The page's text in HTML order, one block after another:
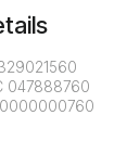
047888760